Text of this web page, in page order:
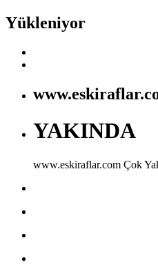
Yükleniyor
YAKINDA
www.eskiraflar.com Çok